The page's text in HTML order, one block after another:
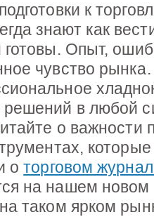
к
знают как
Опыт,
чувство
в любой
о важности
оторговом
на нашем новом
таком ярком